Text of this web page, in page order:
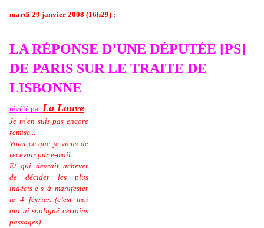
mardi 29 janvier 2008 (16h29) :
LA RÉPONSE D’UNE DÉPUTÉE [PS]
DE PARIS SUR LE TRAITE DE
LISBONNE
révélé parLa Louve
Je m’en suis pas encore
remise...
Voici ce que je viens de
recevoir par e-mail.
Et qui devrait achever
de décider les plus
indécis-e-s à manifester
le 4 février...(c’est moi
qui ai souligné certains
passages)